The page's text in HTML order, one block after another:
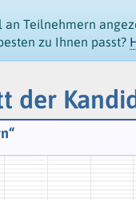
Teilnehmern
zu Ihnen passt?
der